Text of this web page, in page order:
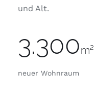
und Alt.
3.300m²
neuer Wohnraum